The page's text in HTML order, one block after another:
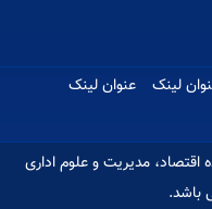
عنوان لینک
لینک
مدیریت و علوم اداری
باشد.